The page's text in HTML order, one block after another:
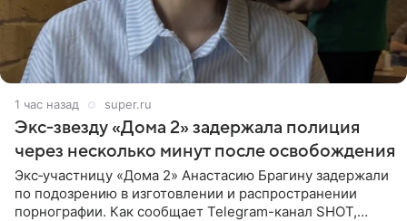
1 час назад super.ru
Экс‑звезду «Дома 2» задержала полиция
через несколько минут после освобождения
Экс‑участницу «Дома 2» Анастасию Брагину задержали
по подозрению в изготовлении и распространении
порнографии. Как сообщает Telegram-канал SHOT,